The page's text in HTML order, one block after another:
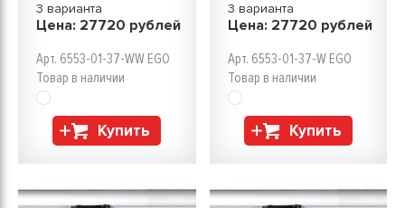
3 варианта
Цена: 27720 рублей
Арт. 6553-01-37-WW EGO
Товар в наличии
Купить
3 варианта
Цена: 27720 рублей
Арт. 6553-01-37-W EGO
Товар в наличии
Купить